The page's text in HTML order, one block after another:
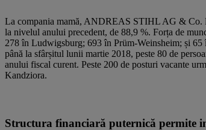
La compania mamă, ANDREAS STIHL AG & Co.
la nivelul anului precedent, de 88,9 %. Forța de
278 în Ludwigsburg; 693 în Prüm-Weinsheim; și 65
până la sfârșitul lunii martie 2018, peste 80 de
anului fiscal curent. Peste 200 de posturi vacante
Kandziora.
Structura financiară puternică permite